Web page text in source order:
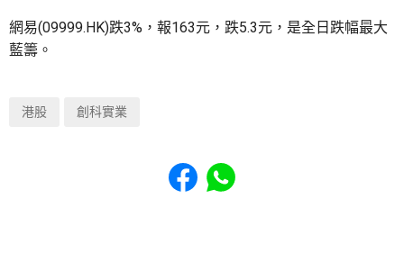
網易(09999.HK)跌3%，報163元，跌5.3元，是全日跌幅最大
藍籌。
港股 創科實業
Share to Facebook
Share to WhatsApp